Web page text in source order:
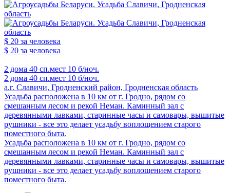
$ 20 за человека
$ 20 за человека
2 дома 40 сп.мест 10 б/ноч.
2 дома 40 сп.мест 10 б/ноч.
а.г. Славичи, Гродненский район, Гродненская область
Усадьба расположена в 10 км от г. Гродно, рядом со
смешанным лесом и рекой Неман. Каминный зал с
деревянными лавками, старинные часы и самовары, вышитые
рушники - все это делает усадьбу воплощением старого
поместного быта.
Усадьба расположена в 10 км от г. Гродно, рядом со
смешанным лесом и рекой Неман. Каминный зал с
деревянными лавками, старинные часы и самовары, вышитые
рушники - все это делает усадьбу воплощением старого
поместного быта.